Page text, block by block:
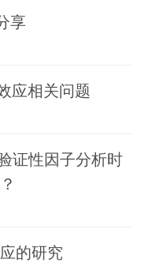
享
应相关问题
证性因子分析时
的研究